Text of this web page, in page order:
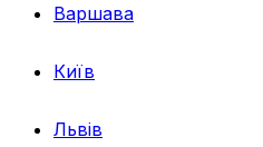
Варшава
Київ
Львів